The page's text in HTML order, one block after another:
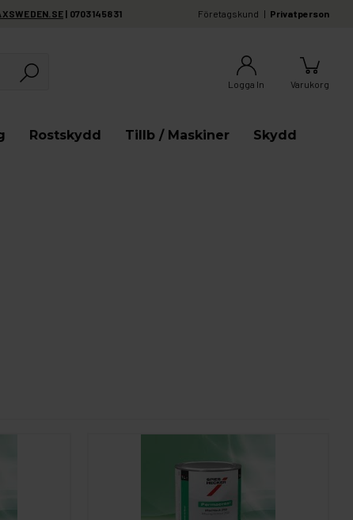
Företagskund Privatperson
| 0703145831
Varukorg
Logga In
Rostskydd Tillb / Maskiner Skydd